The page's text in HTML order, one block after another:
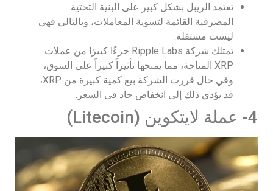
تعتمد الريبل بشكل كبير على البنية التحتية
المصرفية القائمة لتسوية المعاملات، وبالتالي فهي
ليست مستقلة.
تمتلك شركة Ripple Labs جزءًا كبيرًا من عملات
XRP المتاحة، مما يمنحها تأثيراً كبيراً على السوق،
وفي حال قررت الشركة بيع كمية كبيرة من XRP،
قد يؤدي ذلك إلى انخفاض حاد في السعر.
4- عملة لايتكوين (Litecoin)